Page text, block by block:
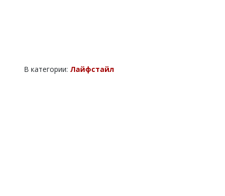
В категории: Лайфстайл